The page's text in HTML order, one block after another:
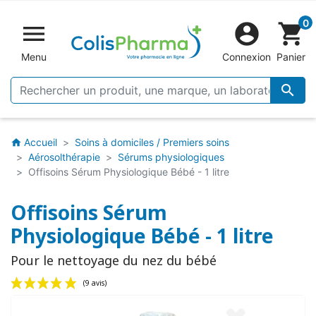

Menu


Connexion
shopping_cart0
Panier
home Accueil
Soins à domiciles / Premiers soins
Aérosolthérapie
Sérums physiologiques
Offisoins Sérum Physiologique Bébé - 1 litre
Offisoins Sérum
Physiologique Bébé - 1 litre
Pour le nettoyage du nez du bébé